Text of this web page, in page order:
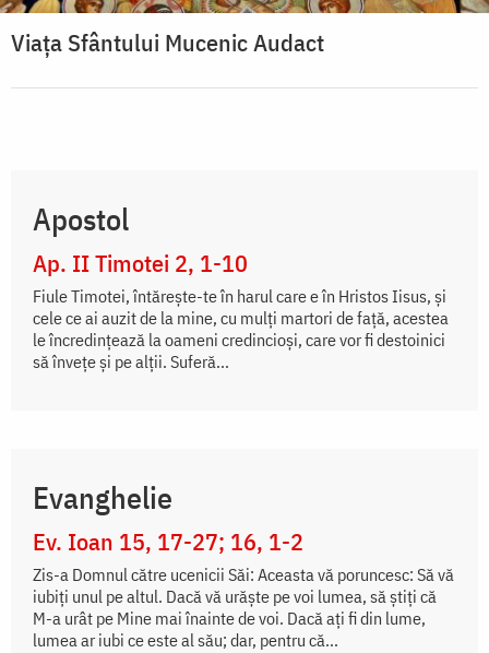
Viața Sfântului Mucenic Audact
Apostol
Ap. II Timotei 2, 1-10
Fiule Timotei, întăreşte-te în harul care e în Hristos Iisus, şi
cele ce ai auzit de la mine, cu mulţi martori de faţă, acestea
le încredinţează la oameni credincioşi, care vor fi destoinici
să înveţe şi pe alţii. Suferă...
Evanghelie
Ev. Ioan 15, 17-27; 16, 1-2
Zis-a Domnul către ucenicii Săi: Aceasta vă poruncesc: Să vă
iubiți unul pe altul. Dacă vă urăște pe voi lumea, să știți că
M-a urât pe Mine mai înainte de voi. Dacă ați fi din lume,
lumea ar iubi ce este al său; dar, pentru că...